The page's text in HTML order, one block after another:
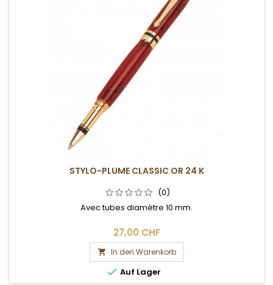
STYLO-PLUME CLASSIC OR 24 K
(0)
Avec tubes diamètre 10 mm.
27,00 CHF
 In den Warenkorb
 Auf Lager